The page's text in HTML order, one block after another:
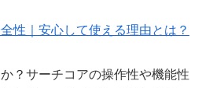
性｜安心して使える理由とは？
？サーチコアの操作性や機能性